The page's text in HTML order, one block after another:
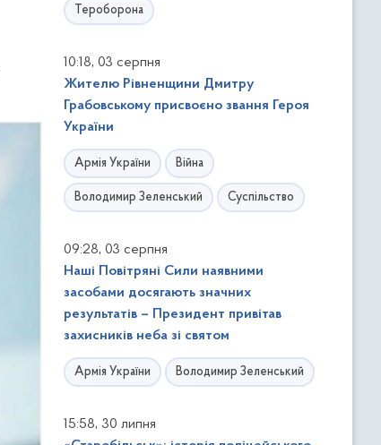
Тероборона
10:18, 03 серпня
Жителю Рівненщини Дмитру
Грабовському присвоєно звання Героя
України
Армія України Війна
Володимир Зеленський Суспільство
09:28, 03 серпня
Наші Повітряні Сили наявними
засобами досягають значних
результатів – Президент привітав
захисників неба зі святом
Армія України Володимир Зеленський
15:58, 30 липня